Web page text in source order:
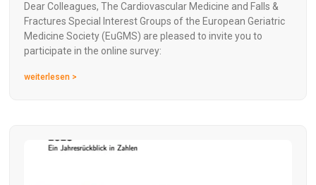
Dear Colleagues, The Cardiovascular Medicine and Falls &
Fractures Special Interest Groups of the European Geriatric
Medicine Society (EuGMS) are pleased to invite you to
participate in the online survey:
weiterlesen >